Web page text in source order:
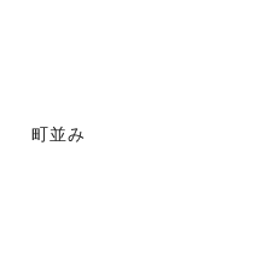
町並み